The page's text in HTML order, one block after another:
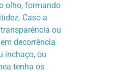
olho, formando
Caso a
ou
decorrência
inchaço, ou
tenha os